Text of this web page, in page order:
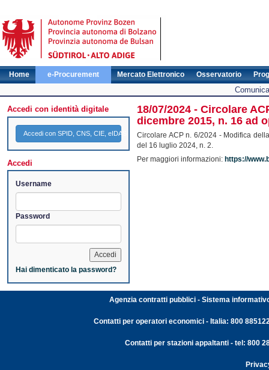
Home e-Procurement Mercato Elettronico Osservatorio
Accedi con identità digitale
Accedi con SPID, CNS, CIE, eIDAS
Accedi
Username
Password
Hai dimenticato la password?
18/07/2024 - Circolare
dicembre 2015, n. 16 ad
Circolare ACP n. 6/2024 - Modifica
del 16 luglio 2024, n. 2.
Per maggiori informazioni: https://
Agenzia contratti pubblici - Sistema
Contatti per operatori economici - Italia: 800
Contatti per stazioni appaltanti - tel: 800